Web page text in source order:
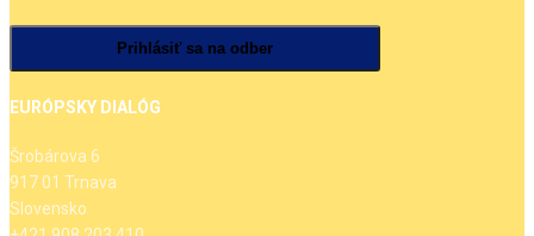
EURÓPSKY DIALÓG
Šrobárova 6
917 01 Trnava
Slovensko